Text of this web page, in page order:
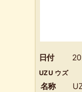
日付
UZU ウズ
名称